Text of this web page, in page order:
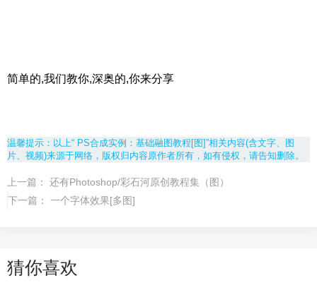
简单的,我们教你,深奥的,你来分享
温馨提示：以上“ PS合成实例：基础融图教程[图]”相关内容(含文字、图
片、视频)来源于网络，版权归内容原作者所有，如有侵权，请告知删除。
上一篇：
还有Photoshop/彩石河原创教程集（图）
下一篇：
一个字体效果[多图]
猜你喜欢